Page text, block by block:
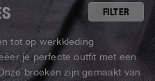
FILTER
tot op werkkleding
je perfecte outfit met een
broeken zijn gemaakt van